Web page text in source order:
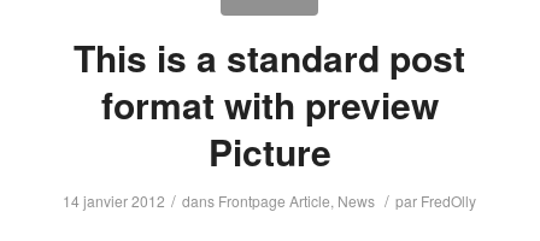
This is a standard post
format with preview
Picture
14 janvier 2012 / dans Frontpage Article, News / par FredOlly